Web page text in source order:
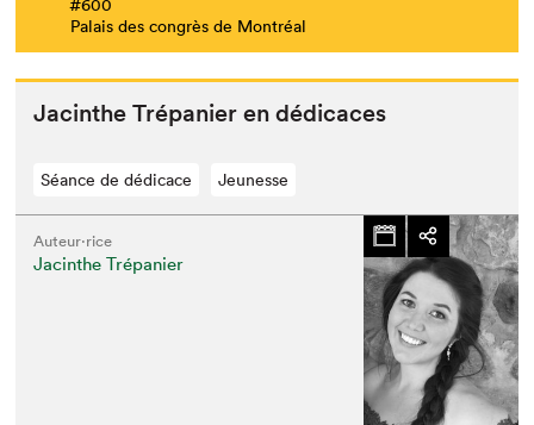
Palais des congrès de Montréal
Jacinthe Tré­panier en dédicaces
Séance de dédicace Jeunesse
Auteur·rice
Jacinthe Trépanier